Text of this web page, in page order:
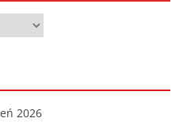
2026